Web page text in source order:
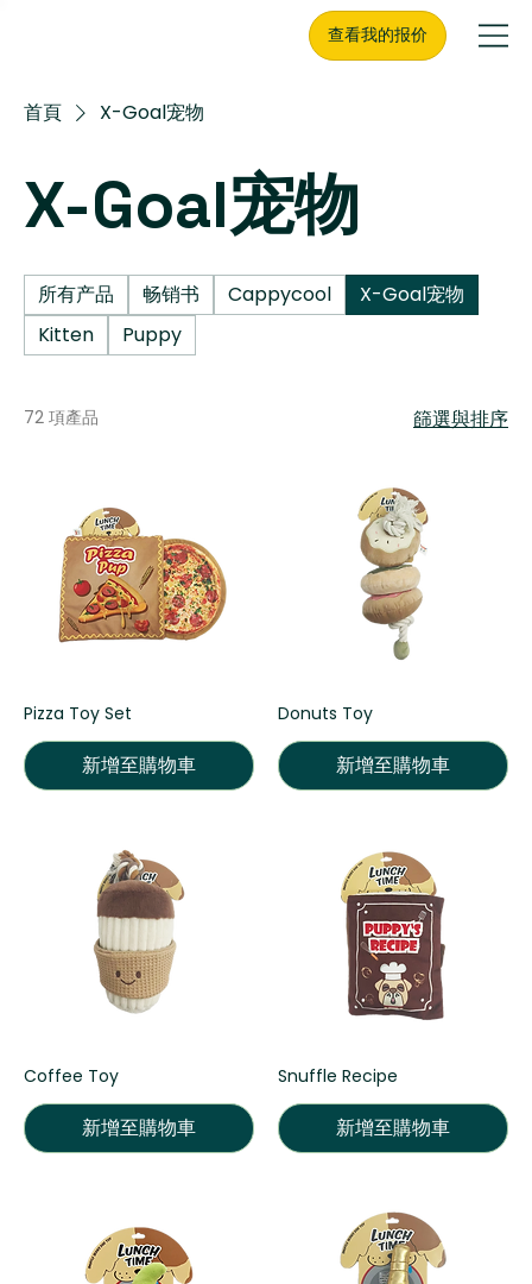
查看我的报价
首頁 X-Goal宠物
X-Goal宠物
所有产品 畅销书 Cappycool
X-Goal宠物
Kitten
Puppy
72 項產品 篩選與排序
Pizza Toy Set
新增至購物車
Donuts Toy
新增至購物車
Coffee Toy
新增至購物車
Snuffle Recipe
新增至購物車